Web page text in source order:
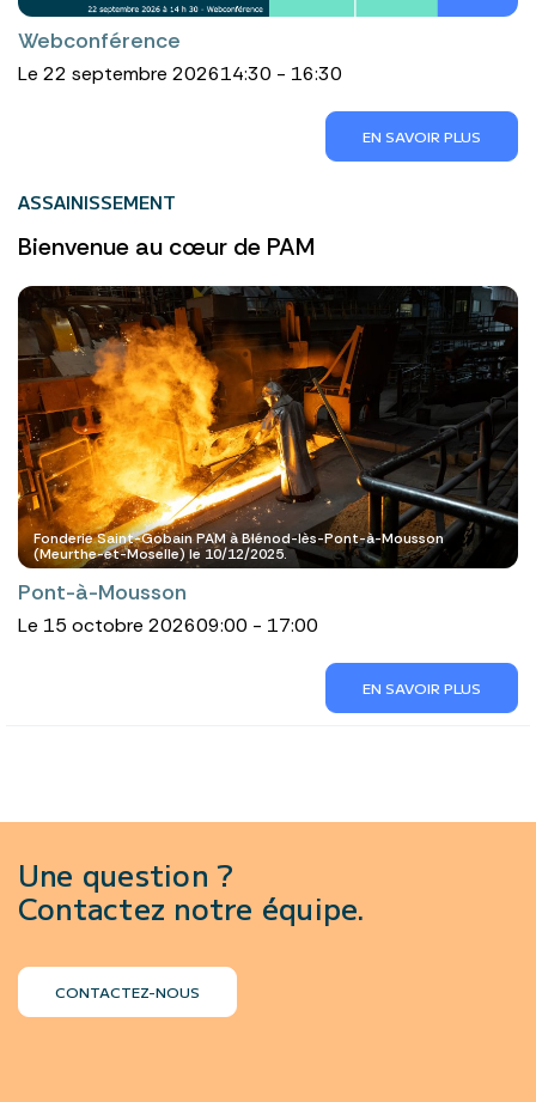
Webconférence
Le 22 septembre 202614:30 - 16:30
EN SAVOIR PLUS
ASSAINISSEMENT
Bienvenue au cœur de PAM
Fonderie Saint-Gobain PAM à Blénod-lès-Pont-à-Mousson
(Meurthe-et-Moselle) le 10/12/2025.
Pont-à-Mousson
Le 15 octobre 202609:00 - 17:00
EN SAVOIR PLUS
Une question ?
Contactez notre équipe.
CONTACTEZ-NOUS